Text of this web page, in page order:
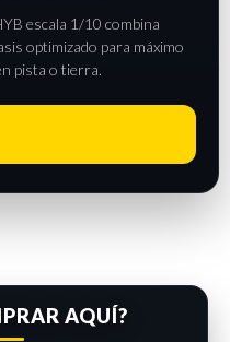
escala 1/10 combina
optimizado para máximo
pista o tierra.
AQUÍ?